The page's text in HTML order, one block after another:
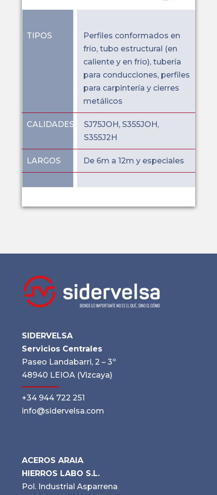
TIPOS
Perfiles conformados en
frío, tubo estructural (en
caliente y en frío), tubería
para conducciones, perfiles
para carpintería y cierres
metálicos
CALIDADES
SJ75JOH, S355JOH,
S355J2H
LARGOS De 6m a 12m y especiales
SIDERVELSA
Servicios Centrales
Paseo Landabarri, 2 – 3º
48940 LEIOA (Vizcaya)
+34 944 722 251
info@sidervelsa.com
ACEROS ARAIA
HIERROS LABO S.L.
Pol. Industrial Asparrena